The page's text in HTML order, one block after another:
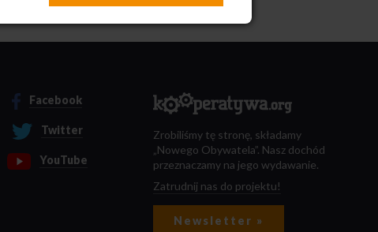
Facebook
Twitter
YouTube
Zrobiliśmy tę stronę, składamy
„Nowego Obywatela”. Nasz dochód
przeznaczamy na jego wydawanie.
Zatrudnij nas do projektu!
Newsletter »